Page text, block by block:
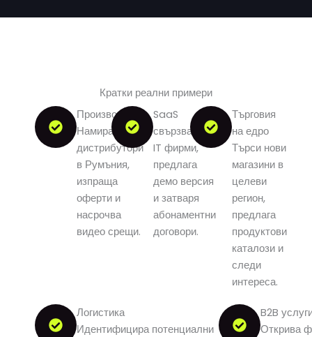
Кратки реални примери
Производство
Намира
дистрибутори
в Румъния,
изпраща
оферти и
насрочва
видео срещи.
SaaS
свързва се с
IT фирми,
предлага
демо версия
и затваря
абонаментни
договори.
Търговия
на едро
Търси нови
магазини в
целеви
регион,
предлага
продуктови
каталози и
следи
интереса.
Логистика
Идентифицира потенциални
B2B
Открива